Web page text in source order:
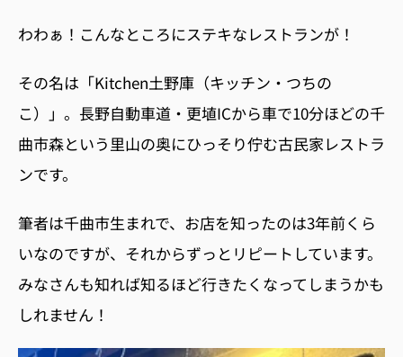
わわぁ！こんなところにステキなレストランが！
その名は「Kitchen土野庫（キッチン・つちの
こ）」。長野自動車道・更埴ICから車で10分ほどの千
曲市森という里山の奥にひっそり佇む古民家レストラ
ンです。
筆者は千曲市生まれで、お店を知ったのは3年前くら
いなのですが、それからずっとリピートしています。
みなさんも知れば知るほど行きたくなってしまうかも
しれません！